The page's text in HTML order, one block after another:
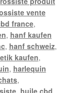
vente
france,
, hanf kaufen
, hanf schweiz,
kaufen,
, harlequin
,
, huile cbd